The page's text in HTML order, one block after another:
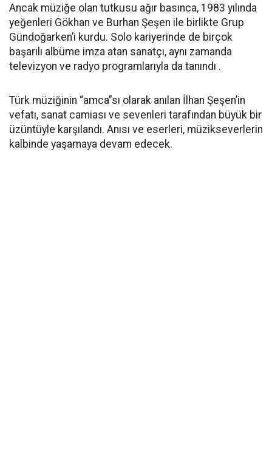
Ancak müziğe olan tutkusu ağır basınca, 1983 yılında
yeğenleri Gökhan ve Burhan Şeşen ile birlikte Grup
Gündoğarken’i kurdu. Solo kariyerinde de birçok
başarılı albüme imza atan sanatçı, aynı zamanda
televizyon ve radyo programlarıyla da tanındı .
Türk müziğinin “amca”sı olarak anılan İlhan Şeşen’in
vefatı, sanat camiası ve sevenleri tarafından büyük bir
üzüntüyle karşılandı. Anısı ve eserleri, müzikseverlerin
kalbinde yaşamaya devam edecek.